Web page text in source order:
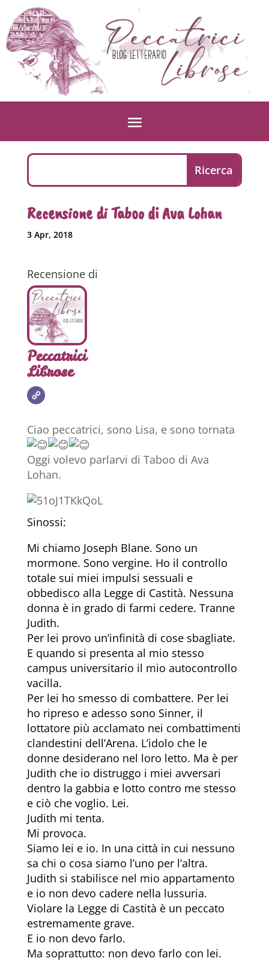
Recensione di Taboo di Ava Lohan
3 Apr, 2018
Recensione di
Peccatrici
Librose
Ciao peccatrici, sono Lisa, e sono tornata
Oggi volevo parlarvi di Taboo di Ava
Lohan.
Sinossi:
Mi chiamo Joseph Blane. Sono un
mormone. Sono vergine. Ho il controllo
totale sui miei impulsi sessuali e
obbedisco alla Legge di Castità. Nessuna
donna è in grado di farmi cedere. Tranne
Judith.
Per lei provo un’infinità di cose sbagliate.
E quando si presenta al mio stesso
campus universitario il mio autocontrollo
vacilla.
Per lei ho smesso di combattere. Per lei
ho ripreso e adesso sono Sinner, il
lottatore più acclamato nei combattimenti
clandestini dell’Arena. L’idolo che le
donne desiderano nel loro letto. Ma è per
Judith che io distruggo i miei avversari
dentro la gabbia e lotto contro me stesso
e ciò che voglio. Lei.
Judith mi tenta.
Mi provoca.
Siamo lei e io. In una città in cui nessuno
sa chi o cosa siamo l’uno per l’altra.
Judith si stabilisce nel mio appartamento
e io non devo cadere nella lussuria.
Violare la Legge di Castità è un peccato
estremamente grave.
E io non devo farlo.
Ma soprattutto: non devo farlo con lei.